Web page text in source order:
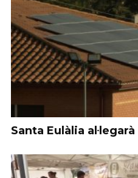
Santa Eulàlia